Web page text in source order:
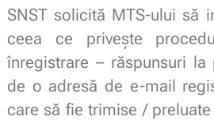
SNST solicită MTS-ului să
ceea ce privește
înregistrare – răspunsuri la
de o adresă de e-mail
care să fie trimise /